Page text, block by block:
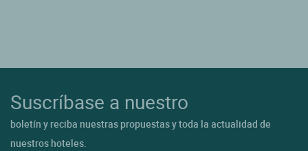
Suscríbase a nuestro
boletín y reciba nuestras propuestas y toda la actualidad de
nuestros hoteles.